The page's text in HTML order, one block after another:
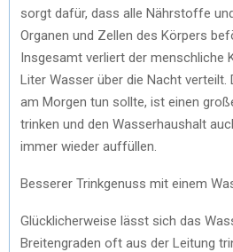
sorgt dafür, dass alle Nährstoffe
Organen und Zellen des Körpers
Insgesamt verliert der menschliche
Liter Wasser über die Nacht verteilt.
am Morgen tun sollte, ist einen
trinken und den Wasserhaushalt
immer wieder auffüllen.
Besserer Trinkgenuss mit einem
Glücklicherweise lässt sich das
Breitengraden oft aus der Leitung